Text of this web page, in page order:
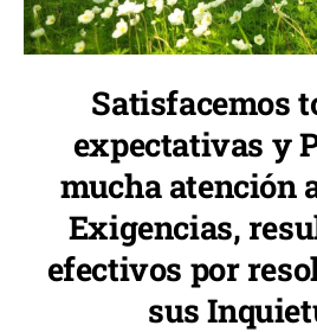
Satisfacemos
expectativas y
mucha atención
Exigencias,
efectivos por
sus